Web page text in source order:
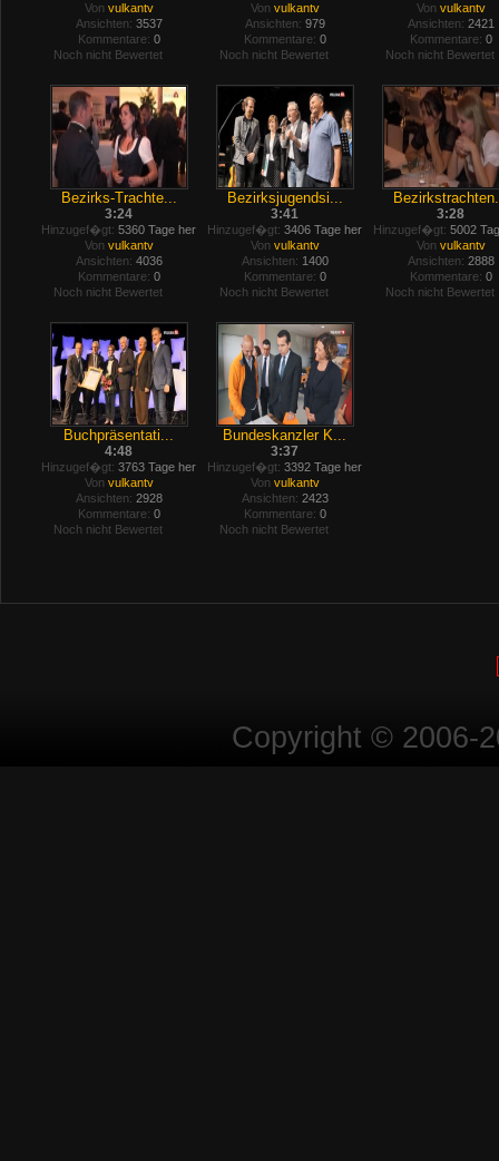
Von vulkantv
Ansichten: 3537
Kommentare: 0
Noch nicht Bewertet
Von vulkantv
Ansichten: 979
Kommentare: 0
Noch nicht Bewertet
Von vulkantv
Ansichten: 2421
Kommentare: 0
Noch nicht Bewertet
Bezirks-Trachte...
3:24
Hinzugef�gt: 5360 Tage her
Von vulkantv
Ansichten: 4036
Kommentare: 0
Noch nicht Bewertet
Bezirksjugendsi...
3:41
Hinzugef�gt: 3406 Tage her
Von vulkantv
Ansichten: 1400
Kommentare: 0
Noch nicht Bewertet
3:28
Hinzugef�gt: 5002
Von vulkantv
Ansichten: 2888
Kommentare: 0
Noch nicht Bewertet
Buchpräsentati...
4:48
Hinzugef�gt: 3763 Tage her
Von vulkantv
Ansichten: 2928
Kommentare: 0
Noch nicht Bewertet
Bundeskanzler K...
3:37
Hinzugef�gt: 3392 Tage her
Von vulkantv
Ansichten: 2423
Kommentare: 0
Noch nicht Bewertet
Copyright © 2006-